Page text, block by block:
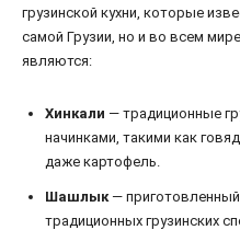
грузинской кухни, которые
самой Грузии, но и во всем
являются:
Хинкали — традиционные
начинками, такими как
даже картофель.
Шашлык— приготовленный
традиционных грузинских